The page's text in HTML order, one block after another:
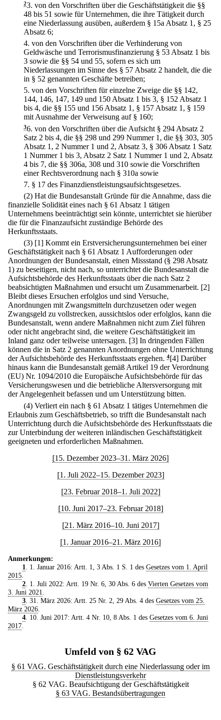
23. von den Vorschriften über die Geschäftstätigkeit die §§
48 bis 51 sowie für Unternehmen, die ihre Tätigkeit durch
eine Niederlassung ausüben, außerdem § 15a Absatz 1, § 25
Absatz 6;
4. von den Vorschriften über die Verhinderung von
Geldwäsche und Terrorismusfinanzierung § 53 Absatz 1 bis
3 sowie die §§ 54 und 55, sofern es sich um
Niederlassungen im Sinne des § 57 Absatz 2 handelt, die die
in § 52 genannten Geschäfte betreiben;
5. von den Vorschriften für einzelne Zweige die §§ 142,
144, 146, 147, 149 und 150 Absatz 1 bis 3, § 152 Absatz 1
bis 4, die §§ 155 und 156 Absatz 1, § 157 Absatz 1, § 159
mit Ausnahme der Verweisung auf § 160;
36. von den Vorschriften über die Aufsicht § 294 Absatz 2
Satz 2 bis 4, die §§ 298 und 299 Nummer 1, die §§ 303, 305
Absatz 1, 2 Nummer 1 und 2, Absatz 3, § 306 Absatz 1 Satz
1 Nummer 1 bis 3, Absatz 2 Satz 1 Nummer 1 und 2, Absatz
4 bis 7, die §§ 306a, 308 und 310 sowie die Vorschriften
einer Rechtsverordnung nach § 310a sowie
7. § 17 des Finanzdienstleistungsaufsichtsgesetzes.
(2) Hat die Bundesanstalt Gründe für die Annahme, dass die
finanzielle Solidität eines nach § 61 Absatz 1 tätigen
Unternehmens beeinträchtigt sein könnte, unterrichtet sie hierüber
die für die Finanzaufsicht zuständige Behörde des
Herkunftsstaats.
(3) [1] Kommt ein Erstversicherungsunternehmen bei einer
Geschäftstätigkeit nach § 61 Absatz 1 Aufforderungen oder
Anordnungen der Bundesanstalt, einen Missstand (§ 298 Absatz
1) zu beseitigen, nicht nach, so unterrichtet die Bundesanstalt die
Aufsichtsbehörde des Herkunftsstaats über die nach Satz 2
beabsichtigten Maßnahmen und ersucht um Zusammenarbeit. [2]
Bleibt dieses Ersuchen erfolglos und sind Versuche,
Anordnungen mit Zwangsmitteln durchzusetzen oder wegen
Zwangsgeld zu vollstrecken, aussichtslos oder erfolglos, kann die
Bundesanstalt, wenn andere Maßnahmen nicht zum Ziel führen
oder nicht angebracht sind, die weitere Geschäftstätigkeit im
Inland ganz oder teilweise untersagen. [3] In dringenden Fällen
können die in Satz 2 genannten Anordnungen ohne Unterrichtung
der Aufsichtsbehörde des Herkunftsstaats ergehen. 4[4] Darüber
hinaus kann die Bundesanstalt gemäß Artikel 19 der Verordnung
(EU) Nr. 1094/2010 die Europäische Aufsichtsbehörde für das
Versicherungswesen und die betriebliche Altersversorgung mit
der Angelegenheit befassen und um Unterstützung bitten.
(4) Verliert ein nach § 61 Absatz 1 tätiges Unternehmen die
Erlaubnis zum Geschäftsbetrieb, so trifft die Bundesanstalt nach
Unterrichtung durch die Aufsichtsbehörde des Herkunftsstaats die
zur Unterbindung der weiteren inländischen Geschäftstätigkeit
geeigneten und erforderlichen Maßnahmen.
[15. Dezember 2023–31. März 2026]
[1. Juli 2022–15. Dezember 2023]
[23. Februar 2018–1. Juli 2022]
[10. Juni 2017–23. Februar 2018]
[21. März 2016–10. Juni 2017]
[1. Januar 2016–21. März 2016]
Anmerkungen:
1
. 1. Januar 2016: Artt. 1, 3 Abs. 1 S. 1 des Gesetzes vom 1. April
2015
2. 1. Juli 2022: Artt. 19 Nr. 6, 30 Abs. 6 des Vierten Gesetzes vom
3. Juni 2021
3. 31. März 2026: Artt. 25 Nr. 2, 29 Abs. 4 des Gesetzes vom 25.
März 2026
4. 10. Juni 2017: Artt. 4 Nr. 10, 8 Abs. 1 des Gesetzes vom 6. Juni
2017
Umfeld von § 62 VAG
§ 61 VAG. Geschäftstätigkeit durch eine Niederlassung oder im
Dienstleistungsverkehr
§ 62 VAG. Beaufsichtigung der Geschäftstätigkeit
§ 63 VAG. Bestandsübertragungen